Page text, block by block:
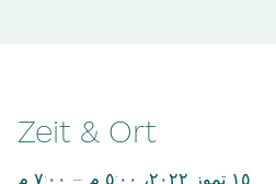
Zeit & Ort
١٥ تموز ٢٠٢٢، ٥:٠٠ م – ٧:٠٠ م